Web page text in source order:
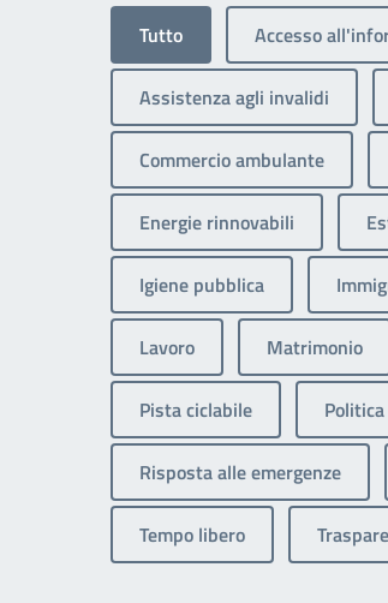
Tutto Accesso
Assistenza agli invalidi
Commercio ambulante
Energie rinnovabili
Igiene pubblica
Lavoro Matrimonio
Pista ciclabile
Risposta alle emergenze
Tempo libero